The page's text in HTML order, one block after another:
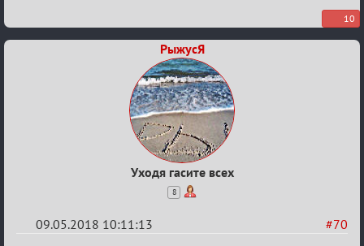
10
РыжусЯ
Уходя гасите всех
8
#70
09.05.2018 10:11:13